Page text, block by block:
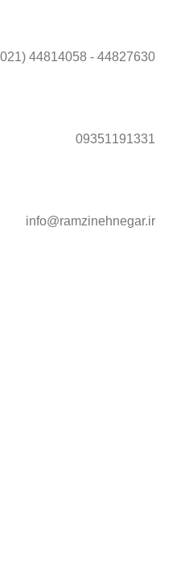
44827630 - 44814058 (021)
09351191331
info@ramzinehnegar.ir